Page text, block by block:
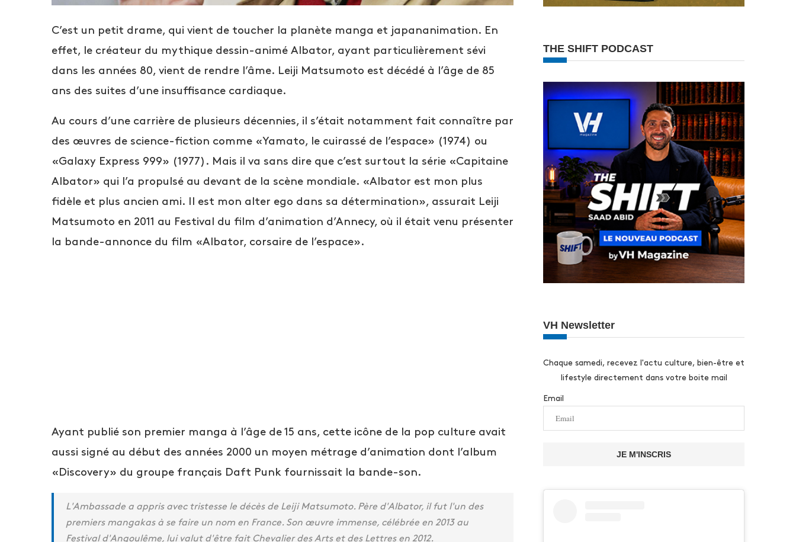
C’est un petit drame, qui vient de toucher la planète manga et japananimation. En
effet, le créateur du mythique dessin-animé Albator, ayant particulièrement sévi
dans les années 80, vient de rendre l’âme. Leiji Matsumoto est décédé à l’âge de 85
ans des suites d’une insuffisance cardiaque.
Au cours d’une carrière de plusieurs décennies, il s’était notamment fait connaître par
des œuvres de science-fiction comme «Yamato, le cuirassé de l’espace» (1974) ou
«Galaxy Express 999» (1977). Mais il va sans dire que c’est surtout la série «Capitaine
Albator» qui l’a propulsé au devant de la scène mondiale. «Albator est mon plus
fidèle et plus ancien ami. Il est mon alter ego dans sa détermination», assurait Leiji
Matsumoto en 2011 au Festival du film d’animation d’Annecy, où il était venu présenter
la bande-annonce du film «Albator, corsaire de l’espace».
Ayant publié son premier manga à l’âge de 15 ans, cette icône de la pop culture avait
aussi signé au début des années 2000 un moyen métrage d’animation dont l’album
«Discovery» du groupe français Daft Punk fournissait la bande-son.
L'Ambassade a appris avec tristesse le décès de Leiji Matsumoto. Père d'Albator, il fut l'un des
premiers mangakas à se faire un nom en France. Son œuvre immense, célébrée en 2013 au
Festival d'Angoulême, lui valut d'être fait Chevalier des Arts et des Lettres en 2012.
THE SHIFT PODCAST
VH Newsletter
Chaque samedi, recevez l'actu culture, bien-être et
lifestyle directement dans votre boite mail
Email
JE M'INSCRIS